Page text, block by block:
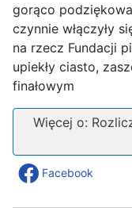
gorąco
czynnie włączyły
na rzecz Fundacji
upiekły ciasto,
finałowym
Więcej o:
Facebook